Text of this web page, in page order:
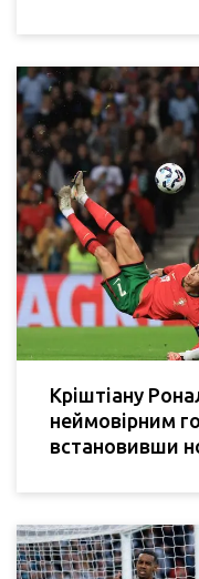
Кріштіану
неймовірним
встановивши